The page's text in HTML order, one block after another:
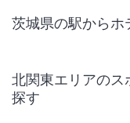
茨城県の駅からホ
北関東エリアのス
探す